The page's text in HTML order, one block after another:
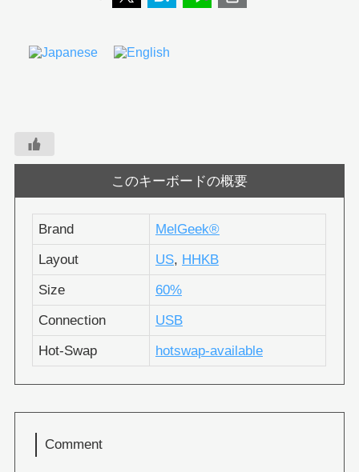
このキーボードの概要
Brand
MelGeek®︎
Layout
US, HHKB
Size
60%
Connection
USB
Hot-Swap
hotswap-available
Comment